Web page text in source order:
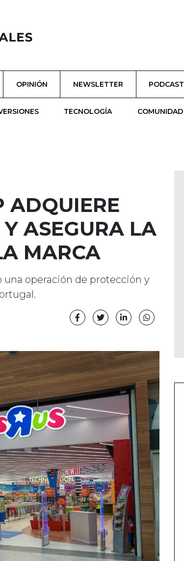
OPINIÓN NEWSLETTER PODCAST
TECNOLOGÍA COMUNIDAD
ADQUIERE
ASEGURA LA
MARCA
una operación de protección y